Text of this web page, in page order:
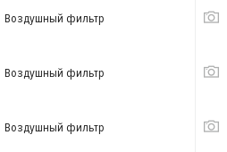
Воздушный фильтр
Воздушный фильтр
Воздушный фильтр